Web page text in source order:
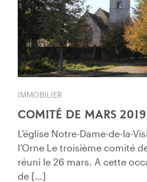
IMMOBILIER
COMITÉ DE MARS 2019
L’église Notre-Dame-de-la-
l’Orne Le troisième comité
réuni le 26 mars. A cette
de […]